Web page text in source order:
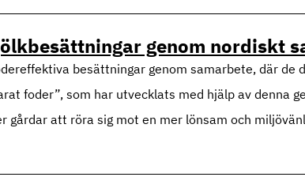
genom nordiskt
besättningar genom samarbete, där de
foder”, som har utvecklats med hjälp av denna
gårdar att röra sig mot en mer lönsam och